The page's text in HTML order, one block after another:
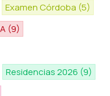
Examen Córdoba (5)
(9)
Residencias 2026 (9)